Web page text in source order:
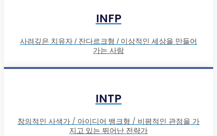
INFP
사려깊은 치유자 / 잔다르크형 / 이상적인 세상을 만들어
가는 사람
INTP
창의적인 사색가 / 아이디어 뱅크형 / 비평적인 관점을 가
지고 있는 뛰어난 전략가